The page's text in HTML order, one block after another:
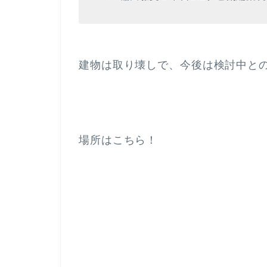
建物は取り壊しで、今後は検討中と
場所はこちら！